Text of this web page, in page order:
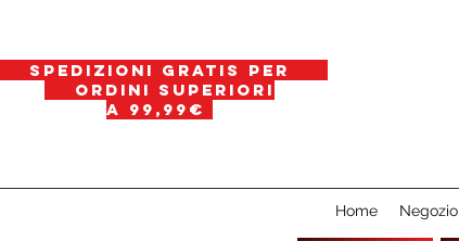
spedizioni gratis per
ordini superiori
a 99,99€
Home Negozio